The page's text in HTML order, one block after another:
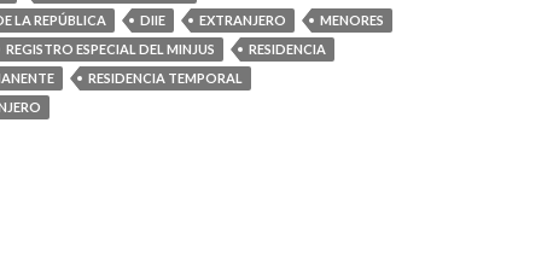
LA REPÚBLICA
DIIE EXTRANJERO
MENORES
REGISTRO ESPECIAL DEL MINJUS
RESIDENCIA
RESIDENCIA TEMPORAL